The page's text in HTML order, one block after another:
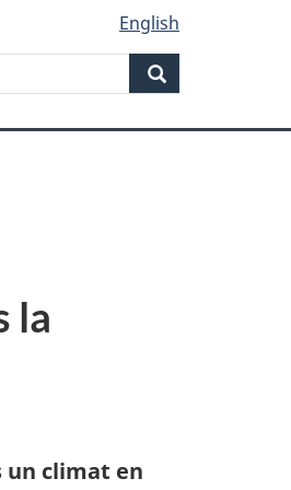
English
Search
la
un climat en